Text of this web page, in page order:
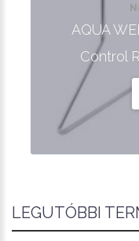
AQUA
Control
LEGUTÓBBI